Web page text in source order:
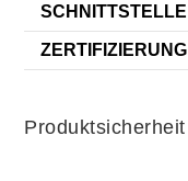
SCHNITTSTELLE
ZERTIFIZIERUNG
Produktsicherheit